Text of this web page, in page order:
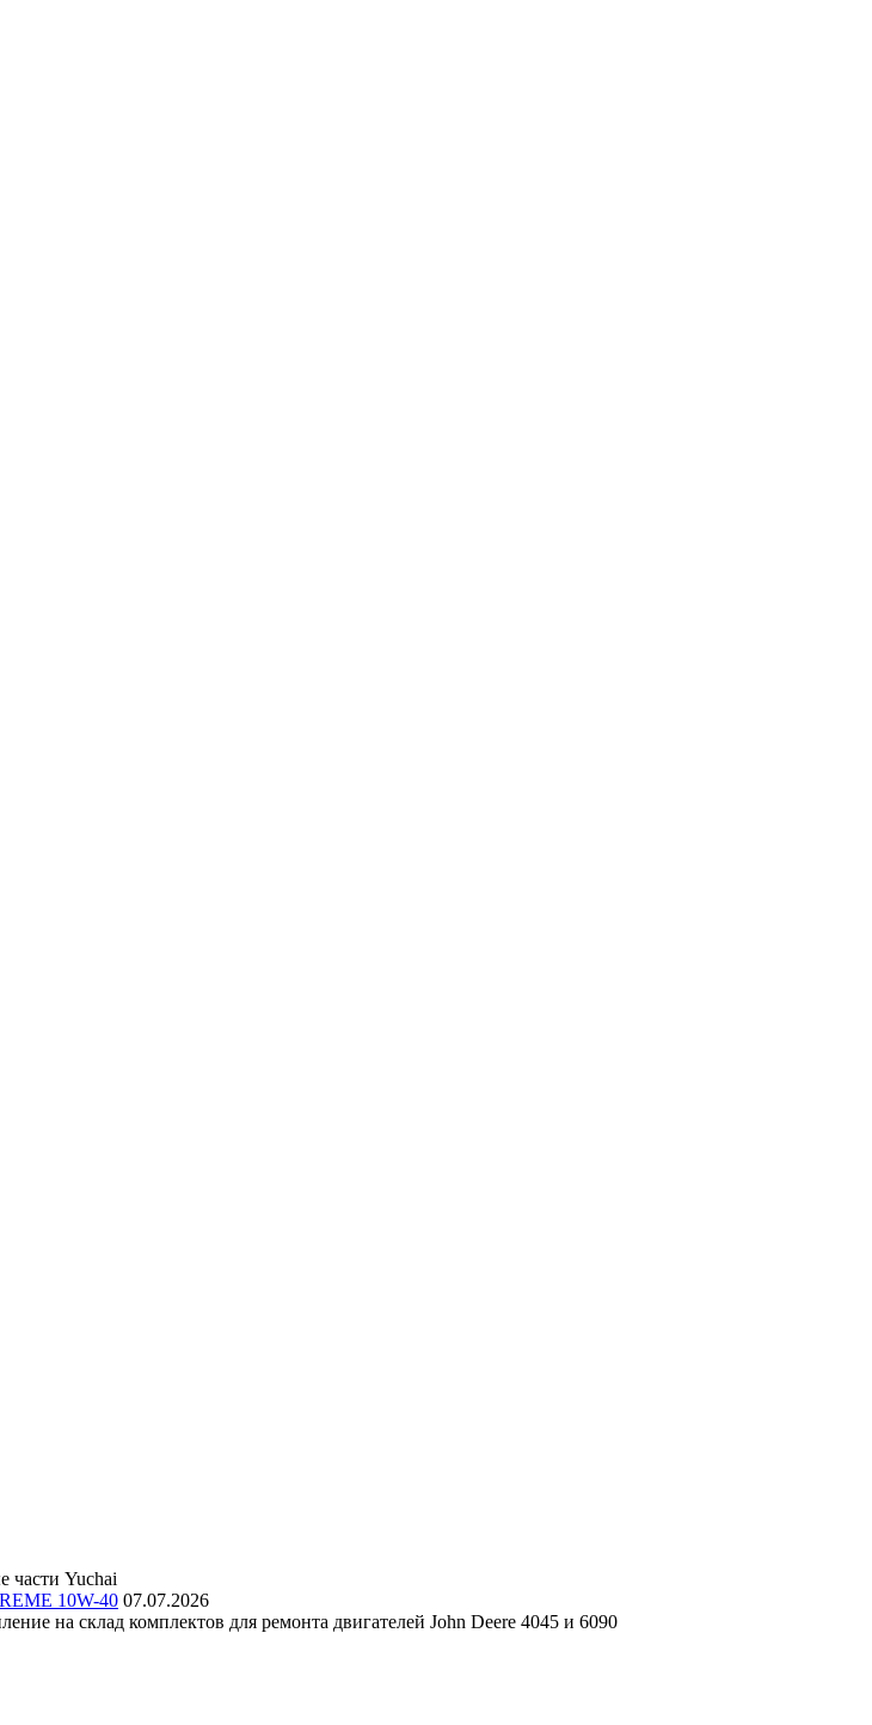
части Yuchai
10W-40 07.07.2026
на склад комплектов для ремонта двигателей John Deere 4045 и 6090